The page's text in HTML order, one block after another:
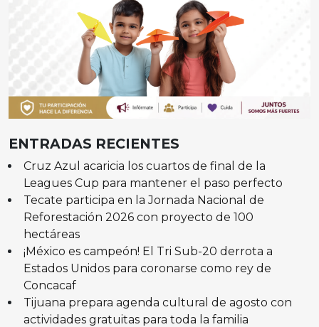
ENTRADAS RECIENTES
Cruz Azul acaricia los cuartos de final de la
Leagues Cup para mantener el paso perfecto
Tecate participa en la Jornada Nacional de
Reforestación 2026 con proyecto de 100
hectáreas
¡México es campeón! El Tri Sub-20 derrota a
Estados Unidos para coronarse como rey de
Concacaf
Tijuana prepara agenda cultural de agosto con
actividades gratuitas para toda la familia